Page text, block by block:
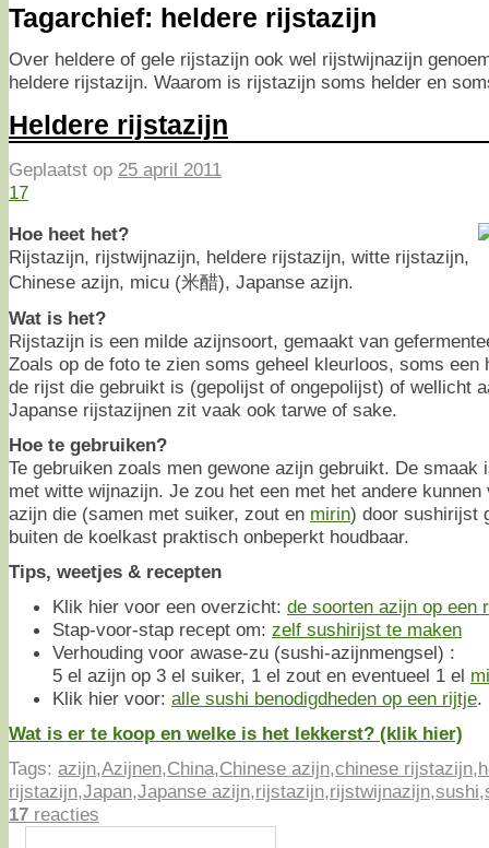
Tagarchief: heldere rijstazijn
Over heldere of gele rijstazijn ook wel rijstwijnazijn
heldere rijstazijn. Waarom is rijstazijn soms helder en
Heldere rijstazijn
Geplaatst op 25 april 2011
17
Hoe heet het?
Rijstazijn, rijstwijnazijn, heldere rijstazijn, witte rijstazijn,
Chinese azijn, micu (米醋), Japanse azijn.
Wat is het?
Rijstazijn is een milde azijnsoort, gemaakt van
Zoals op de foto te zien soms geheel kleurloos, soms een
de rijst die gebruikt is (gepolijst of ongepolijst) of wellicht
Japanse rijstazijnen zit vaak ook tarwe of sake.
Hoe te gebruiken?
Te gebruiken zoals men gewone azijn gebruikt. De
met witte wijnazijn. Je zou het een met het andere
azijn die (samen met suiker, zout en mirin) door sushirijst
buiten de koelkast praktisch onbeperkt houdbaar.
Tips, weetjes & recepten
Klik hier voor een overzicht: de soorten azijn op een
Stap-voor-stap recept om: zelf sushirijst te maken
Verhouding voor awase-zu (sushi-azijnmengsel) :
5 el azijn op 3 el suiker, 1 el zout en eventueel 1 el
Klik hier voor: alle sushi benodigdheden op een rijtje.
Wat is er te koop en welke is het lekkerst? (klik hier)
Tags: azijn,Azijnen,China,Chinese azijn,chinese rijstazijn,
rijstazijn,Japan,Japanse azijn,rijstazijn,rijstwijnazijn,sushi,
17 reacties